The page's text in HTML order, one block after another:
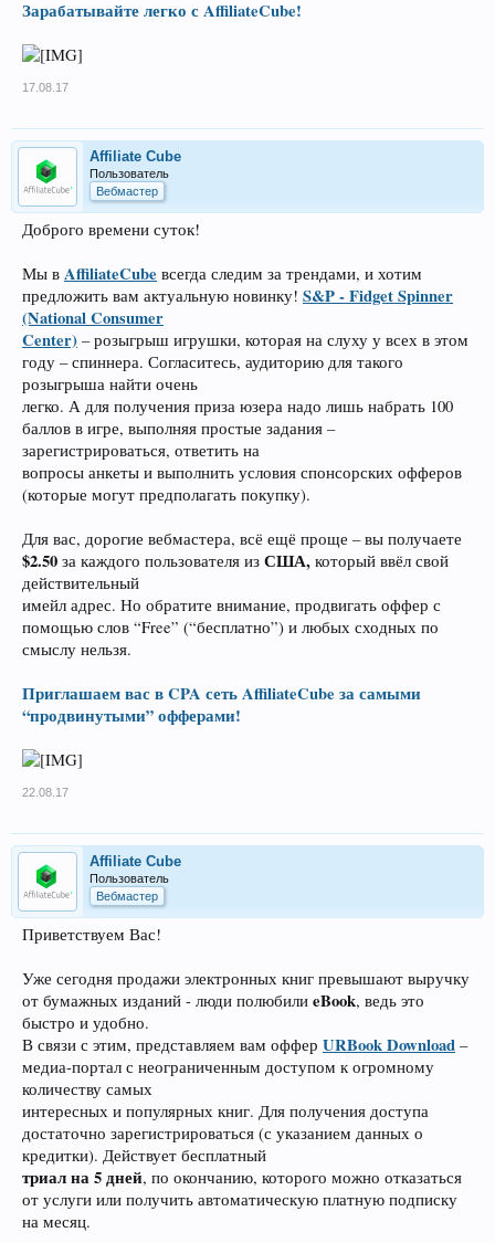
Зарабатывайте легко с AffiliateCube!
17.08.17
Affiliate Cube
Пользователь
Вебмастер
Доброго времени суток!
Мы в AffiliateCube всегда следим за трендами, и хотим
предложить вам актуальную новинку! S&P - Fidget Spinner
(National Consumer
Center) – розыгрыш игрушки, которая на слуху у всех в этом
году – спиннера. Согласитесь, аудиторию для такого
розыгрыша найти очень
легко. А для получения приза юзера надо лишь набрать 100
баллов в игре, выполняя простые задания –
зарегистрироваться, ответить на
вопросы анкеты и выполнить условия спонсорских офферов
(которые могут предполагать покупку).
Для вас, дорогие вебмастера, всё ещё проще – вы получаете
$2.50 за каждого пользователя из США, который ввёл свой
действительный
имейл адрес. Но обратите внимание, продвигать оффер с
помощью слов “Free” (“бесплатно”) и любых сходных по
смыслу нельзя.
Приглашаем вас в CPA сеть AffiliateCube за самыми
“продвинутыми” офферами!
22.08.17
Affiliate Cube
Пользователь
Вебмастер
Приветствуем Вас!
Уже сегодня продажи электронных книг превышают выручку
от бумажных изданий - люди полюбили eBook, ведь это
быстро и удобно.
В связи с этим, представляем вам оффер URBook Download –
медиа-портал с неограниченным доступом к огромному
количеству самых
интересных и популярных книг. Для получения доступа
достаточно зарегистрироваться (с указанием данных о
кредитки). Действует бесплатный
триал на 5 дней, по окончанию, которого можно отказаться
от услуги или получить автоматическую платную подписку
на месяц.